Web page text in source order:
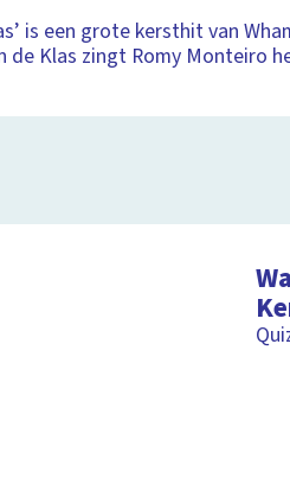
is een grote kersthit van
de Klas zingt Romy Monteiro